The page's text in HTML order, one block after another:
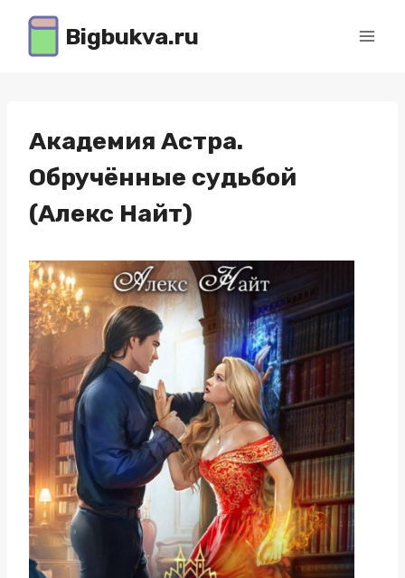
Перейти
содержимому
Bigbukva.ru
Академия Астра.
Обручённые судьбой
(Алекс Найт)